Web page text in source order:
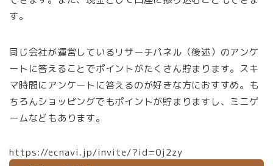
す。
同じ会社が運営しているリサーチパネル（後述）のアンケ
ートに答えることでポイントがたくさん貯まります。スキ
マ時間にアンケートに答えるのが好きな方におすすめ。も
ちろんショッピングでもポイントが貯まりますし、ミニゲ
ームなどもあります。
https://ecnavi.jp/invite/?id=0j2zy